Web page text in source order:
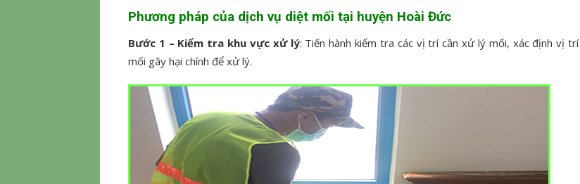
Phương pháp của dịch vụ diệt mối tại huyện Hoài Đức
Bước 1 – Kiểm tra khu vực xử lý: Tiến hành kiểm tra các vị trí cần xử lý mối, xác định vị trí
mối gây hại chính để xử lý.